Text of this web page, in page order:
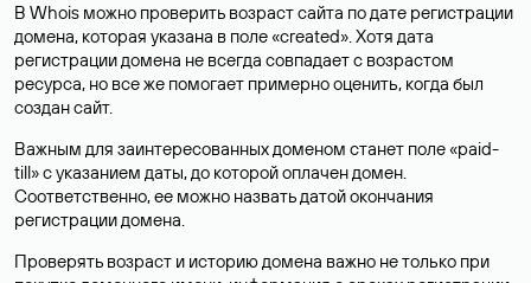
В Whois можно проверить возраст сайта по дате регистрации
домена, которая указана в поле «created». Хотя дата
регистрации домена не всегда совпадает с возрастом
ресурса, но все же помогает примерно оценить, когда был
создан сайт.
Важным для заинтересованных доменом станет поле «paid-
till» с указанием даты, до которой оплачен домен.
Соответственно, ее можно назвать датой окончания
регистрации домена.
Проверять возраст и историю домена важно не только при